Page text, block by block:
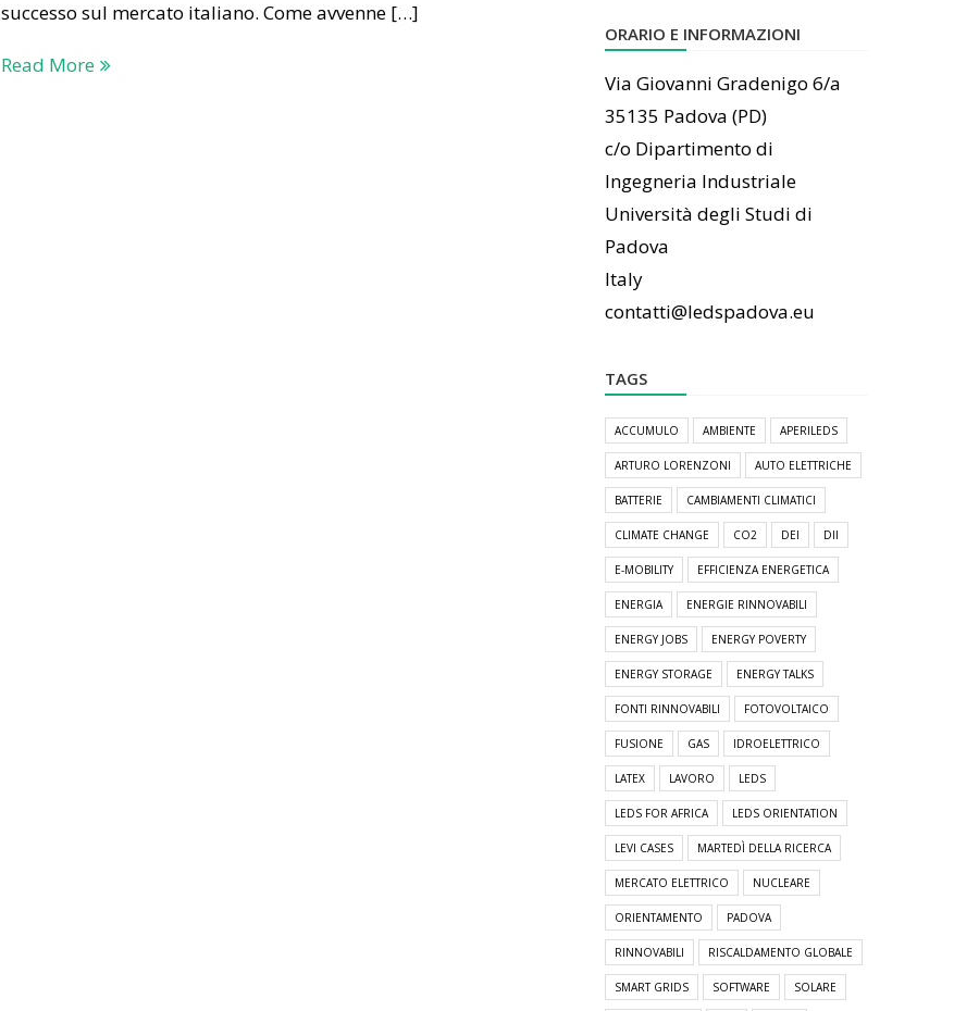
successo sul mercato italiano. Come avvenne […]
Read More
ORARIO E INFORMAZIONI
Via Giovanni Gradenigo 6/a
35135 Padova (PD)
c/o Dipartimento di
Ingegneria Industriale
Università degli Studi di
Padova
Italy
contatti@ledspadova.eu
TAGS
ACCUMULO AMBIENTE APERILEDS
ARTURO LORENZONI AUTO ELETTRICHE
BATTERIE CAMBIAMENTI CLIMATICI
CLIMATE CHANGE CO2 DEI DII
E-MOBILITY EFFICIENZA ENERGETICA
ENERGIA ENERGIE RINNOVABILI
ENERGY JOBS ENERGY POVERTY
ENERGY STORAGE ENERGY TALKS
FONTI RINNOVABILI FOTOVOLTAICO
FUSIONE GAS IDROELETTRICO
LATEX LAVORO LEDS
LEDS FOR AFRICA LEDS ORIENTATION
LEVI CASES MARTEDÌ DELLA RICERCA
MERCATO ELETTRICO NUCLEARE
ORIENTAMENTO PADOVA
RINNOVABILI RISCALDAMENTO GLOBALE
SMART GRIDS SOFTWARE SOLARE